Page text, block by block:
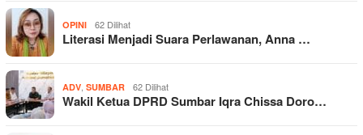
OPINI 62 Dilihat
Literasi Menjadi Suara Perlawanan, Anna …
ADV SUMBAR 62 Dilihat
Wakil Ketua DPRD Sumbar Iqra Chissa Doro…